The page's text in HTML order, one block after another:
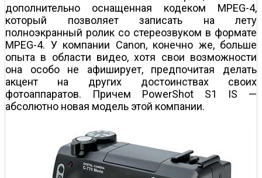
дополнительно оснащенная кодеком MPEG-4,
который позволяет записать на лету
полноэкранный ролик со стереозвуком в формате
MPEG-4. У компании Canon, конечно же, больше
опыта в области видео, хотя свои возможности
она особо не афиширует, предпочитая делать
акцент на других достоинствах своих
фотоаппаратов. Причем PowerShot S1 IS —
абсолютно новая модель этой компании.